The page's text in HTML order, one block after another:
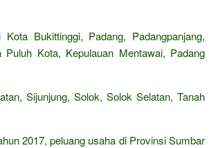
Bukittinggi, Padang, Padangpanjang,
Kota, Kepulauan Mentawai, Padang
Sijunjung, Solok, Solok Selatan, Tanah
2017, peluang usaha di Provinsi Sumbar